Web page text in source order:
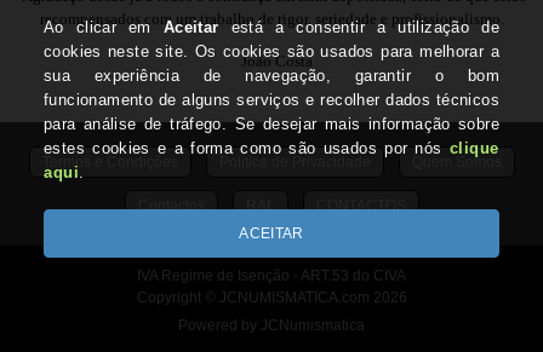
recompensados com um trabalho de rigor, seriedade e profissionalismo.
João Costa
Termos e Condições Quem Somos
Contactos RAL CONTACTOS
IVA Regime de Isenção - ART.53 do CIVA
Copyright © JCNUMISMATICA.com 2026
Powered by JCNumismatica